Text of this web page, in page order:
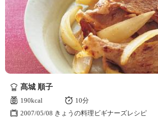
髙城 順子
190kcal
10分
2007/05/08 きょうの料理ビギナーズレシピ